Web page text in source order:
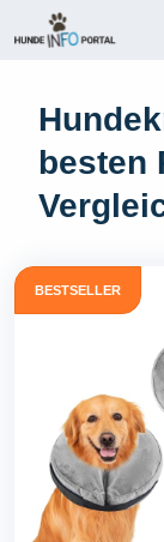
Inhalt
besten
BESTSELLER